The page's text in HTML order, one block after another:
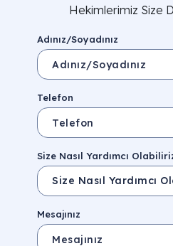
Hekimlerimiz Size
Adınız/Soyadınız
Telefon
Size Nasıl Yardımcı
Mesajınız